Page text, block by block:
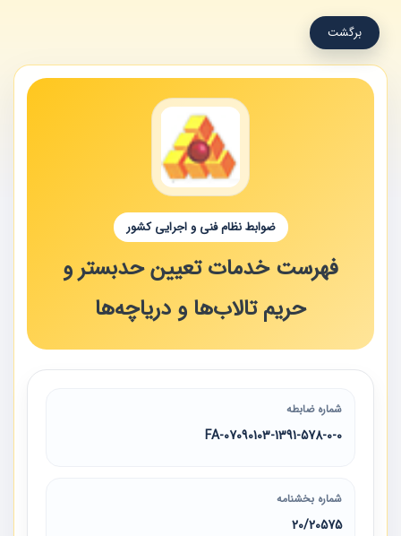
برگشت
ضوابط نظام فنی و اجرایی کشور
فهرست خدمات تعیین حدبستر و
حریم تالاب‌ها و دریاچه‌ها
شماره ضابطه
07090103-1391-578-0-0-FA
شماره بخشنامه
20/20575